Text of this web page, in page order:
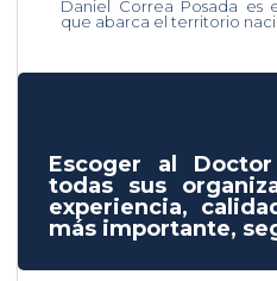
Daniel Correa Posada es
que abarca el territorio
Escoger al
todas sus
experiencia,
más importante,